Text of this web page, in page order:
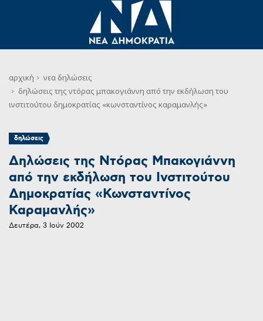
αρχική νεα δηλώσεις
δηλώσεις της ντόρας μπακογιάννη από την εκδήλωση του
ινστιτούτου δημοκρατίας «κωνσταντίνος καραμανλής»
δηλώσεις
Δηλώσεις της Ντόρας Μπακογιάννη
από την εκδήλωση του Ινστιτούτου
Δημοκρατίας «Κωνσταντίνος
Καραμανλής»
Δευτέρα, 3 Ιούν 2002